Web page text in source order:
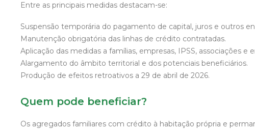
Entre as principais medidas destacam-se:
Suspensão temporária do pagamento de capital, juros e outros
Manutenção obrigatória das linhas de crédito contratadas.
Aplicação das medidas a famílias, empresas, IPSS, associações e
Alargamento do âmbito territorial e dos potenciais beneficiários.
Produção de efeitos retroativos a 29 de abril de 2026.
Quem pode beneficiar?
Os agregados familiares com crédito à habitação própria e